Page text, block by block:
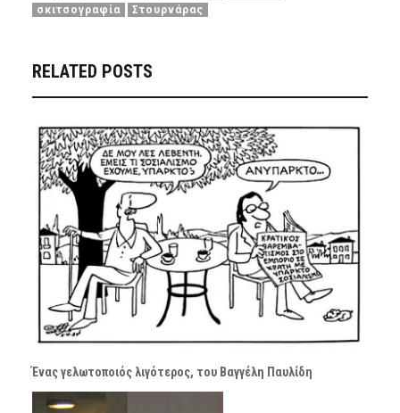
σκιτσογραφία
Στουρνάρας
RELATED POSTS
Ένας γελωτοποιός λιγότερος, του Βαγγέλη Παυλίδη